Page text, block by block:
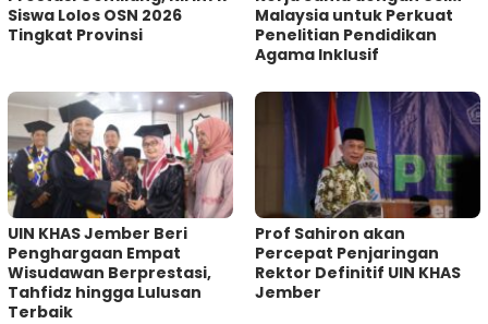
Siswa Lolos OSN 2026
Tingkat Provinsi
Malaysia untuk Perkuat
Penelitian Pendidikan
Agama Inklusif
UIN KHAS Jember Beri
Penghargaan Empat
Wisudawan Berprestasi,
Tahfidz hingga Lulusan
Terbaik
Prof Sahiron akan
Percepat Penjaringan
Rektor Definitif UIN KHAS
Jember